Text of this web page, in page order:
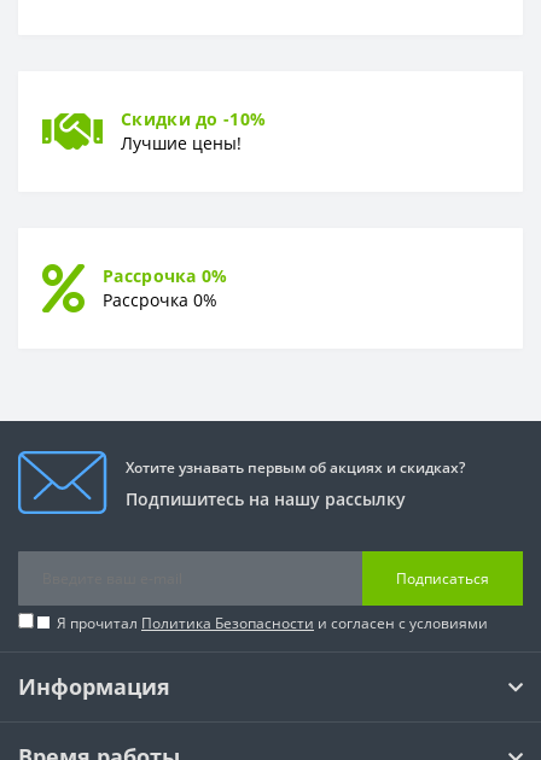
Скидки до -10%
Лучшие цены!
Рассрочка 0%
Рассрочка 0%
Хотите узнавать первым об акциях и скидках?
Подпишитесь на нашу рассылку
Подписаться
Я прочитал Политика Безопасности и согласен с условиями
Информация